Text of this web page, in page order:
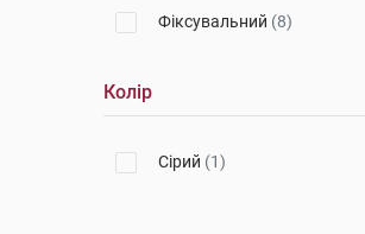
Фіксувальний (8)
Колір
Сірий (1)